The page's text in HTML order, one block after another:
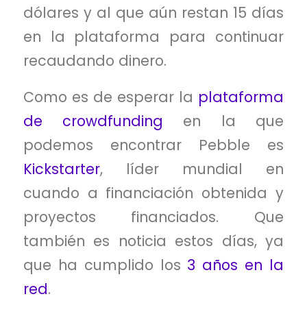
dólares y al que aún restan 15 días
en la plataforma para continuar
recaudando dinero.
Como es de esperar la plataforma
de crowdfunding en la que
podemos encontrar Pebble es
Kickstarter, líder mundial en
cuando a financiación obtenida y
proyectos financiados. Que
también es noticia estos días, ya
que ha cumplido los 3 años en la
red.